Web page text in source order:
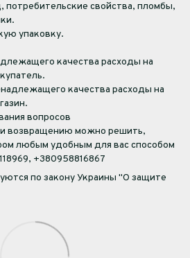
потребительские свойства, пломбы,
упаковку.
качества расходы на
качества расходы на
вопросов
возвращению можно решить,
любым удобным для вас способом
+380958816867
по закону Украины "О защите